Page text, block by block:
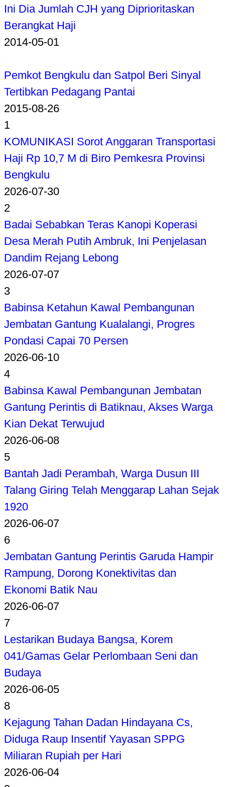
Ini Dia Jumlah CJH yang Diprioritaskan
Berangkat Haji
2014-05-01
Pemkot Bengkulu dan Satpol Beri Sinyal
Tertibkan Pedagang Pantai
2015-08-26
1
KOMUNIKASI Sorot Anggaran Transportasi
Haji Rp 10,7 M di Biro Pemkesra Provinsi
Bengkulu
2026-07-30
2
Badai Sebabkan Teras Kanopi Koperasi
Desa Merah Putih Ambruk, Ini Penjelasan
Dandim Rejang Lebong
2026-07-07
3
Babinsa Ketahun Kawal Pembangunan
Jembatan Gantung Kualalangi, Progres
Pondasi Capai 70 Persen
2026-06-10
4
Babinsa Kawal Pembangunan Jembatan
Gantung Perintis di Batiknau, Akses Warga
Kian Dekat Terwujud
2026-06-08
5
Bantah Jadi Perambah, Warga Dusun III
Talang Giring Telah Menggarap Lahan Sejak
1920
2026-06-07
6
Jembatan Gantung Perintis Garuda Hampir
Rampung, Dorong Konektivitas dan
Ekonomi Batik Nau
2026-06-07
7
Lestarikan Budaya Bangsa, Korem